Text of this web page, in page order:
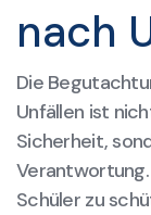
nach
Die
Unfällen ist
Sicherheit,
Schüler zu